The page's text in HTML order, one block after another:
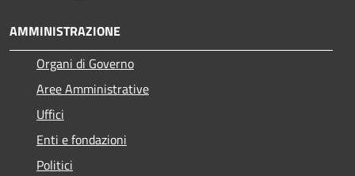
AMMINISTRAZIONE
Organi di Governo
Aree Amministrative
Uffici
Enti e fondazioni
Politici